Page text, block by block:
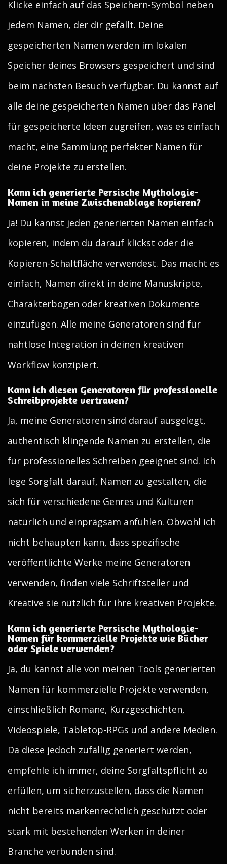
Klicke einfach auf das Speichern-Symbol neben
jedem Namen, der dir gefällt. Deine
gespeicherten Namen werden im lokalen
Speicher deines Browsers gespeichert und sind
beim nächsten Besuch verfügbar. Du kannst auf
alle deine gespeicherten Namen über das Panel
für gespeicherte Ideen zugreifen, was es einfach
macht, eine Sammlung perfekter Namen für
deine Projekte zu erstellen.
Kann ich generierte Persische Mythologie-
Namen in meine Zwischenablage kopieren?
Ja! Du kannst jeden generierten Namen einfach
kopieren, indem du darauf klickst oder die
Kopieren-Schaltfläche verwendest. Das macht es
einfach, Namen direkt in deine Manuskripte,
Charakterbögen oder kreativen Dokumente
einzufügen. Alle meine Generatoren sind für
nahtlose Integration in deinen kreativen
Workflow konzipiert.
Kann ich diesen Generatoren für professionelle
Schreibprojekte vertrauen?
Ja, meine Generatoren sind darauf ausgelegt,
authentisch klingende Namen zu erstellen, die
für professionelles Schreiben geeignet sind. Ich
lege Sorgfalt darauf, Namen zu gestalten, die
sich für verschiedene Genres und Kulturen
natürlich und einprägsam anfühlen. Obwohl ich
nicht behaupten kann, dass spezifische
veröffentlichte Werke meine Generatoren
verwenden, finden viele Schriftsteller und
Kreative sie nützlich für ihre kreativen Projekte.
Kann ich generierte Persische Mythologie-
Namen für kommerzielle Projekte wie Bücher
oder Spiele verwenden?
Ja, du kannst alle von meinen Tools generierten
Namen für kommerzielle Projekte verwenden,
einschließlich Romane, Kurzgeschichten,
Videospiele, Tabletop-RPGs und andere Medien.
Da diese jedoch zufällig generiert werden,
empfehle ich immer, deine Sorgfaltspflicht zu
erfüllen, um sicherzustellen, dass die Namen
nicht bereits markenrechtlich geschützt oder
stark mit bestehenden Werken in deiner
Branche verbunden sind.